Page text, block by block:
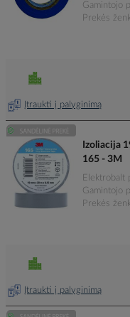
Gamintojo
Prekės
Įtraukti į palyginimą
Izoliacija
165 - 3M
Elektrobalt
Gamintojo
Prekės
Įtraukti į palyginimą